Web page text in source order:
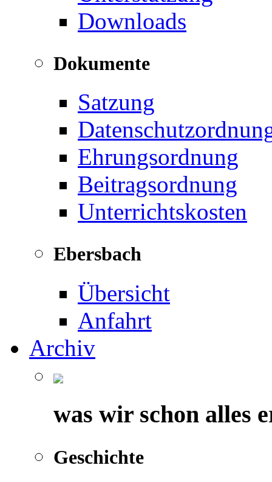
Downloads
Dokumente
Satzung
Ehrungsordnung
Beitragsordnung
Unterrichtskosten
Ebersbach
Übersicht
Anfahrt
Archiv
was wir schon alles
Geschichte